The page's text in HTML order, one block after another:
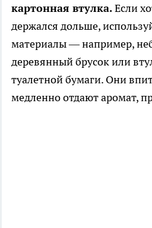
картонная втулка.Если
держался дольше,
материалы — например,
деревянный брусок или
туалетной бумаги. Они
медленно отдают аромат,